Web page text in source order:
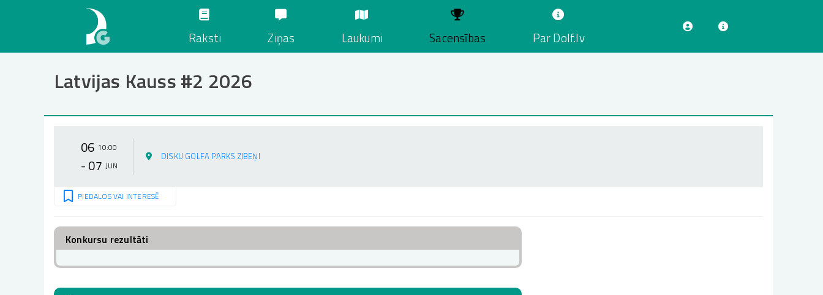
saturu
Raksti Ziņas Laukumi Sacensības Par Dolf.lv
Latvijas Kauss #2 2026
06 10:00
- 07 JUN
DISKU GOLFA PARKS ZIBEŅI
PIEDALOS VAI INTERESĒ
Konkursu rezultāti